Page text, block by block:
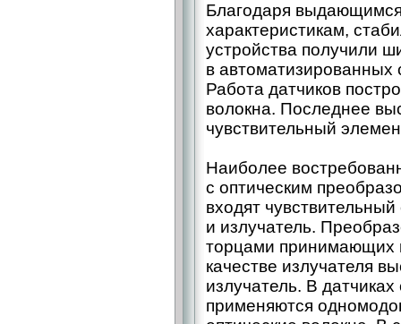
Благодаря
характеристикам,
устройства получили
в автоматизированных
Работа датчиков
волокна. Последнее
чувствительный
Наиболее
с оптическим
входят
и излучатель.
торцами принимающих
качестве излучателя
излучатель. В
применяются